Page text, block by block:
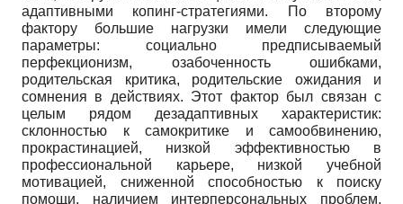
адаптивными копинг-стратегиями. По второму
фактору большие нагрузки имели следующие
параметры: социально предписываемый
перфекционизм, озабоченность ошибками,
родительская критика, родительские ожидания и
сомнения в действиях. Этот фактор был связан с
целым рядом дезадаптивных характеристик:
склонностью к самокритике и самообвинению,
прокрастина­цией, низкой эффективностью в
профессиональной карьере, низкой учебной
мотивацией, сниженной способностью к поиску
помощи, наличием интерперсональных проблем,